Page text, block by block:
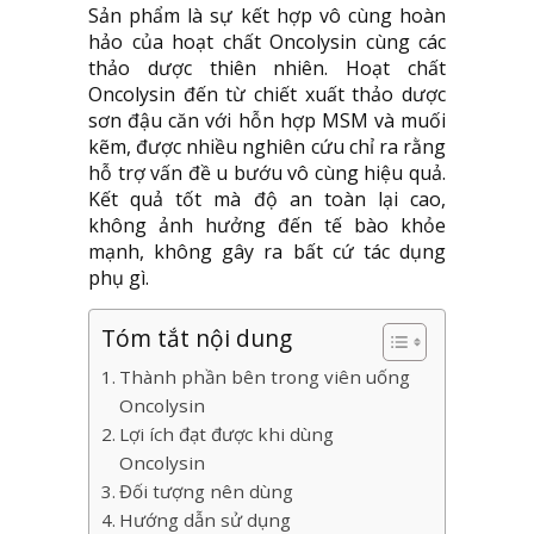
Sản phẩm là sự kết hợp vô cùng hoàn
hảo của hoạt chất Oncolysin cùng các
thảo dược thiên nhiên. Hoạt chất
Oncolysin đến từ chiết xuất thảo dược
sơn đậu căn với hỗn hợp MSM và muối
kẽm, được nhiều nghiên cứu chỉ ra rằng
hỗ trợ vấn đề u bướu vô cùng hiệu quả.
Kết quả tốt mà độ an toàn lại cao,
không ảnh hưởng đến tế bào khỏe
mạnh, không gây ra bất cứ tác dụng
phụ gì.
Tóm tắt nội dung
Thành phần bên trong viên uống
Oncolysin
Lợi ích đạt được khi dùng
Oncolysin
Đối tượng nên dùng
Hướng dẫn sử dụng